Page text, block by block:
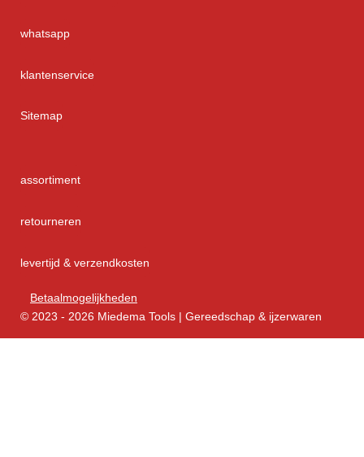
whatsapp
klantenservice
Sitemap
assortiment
retourneren
levertijd & verzendkosten
Betaalmogelijkheden
© 2023 - 2026 Miedema Tools | Gereedschap & ijzerwaren